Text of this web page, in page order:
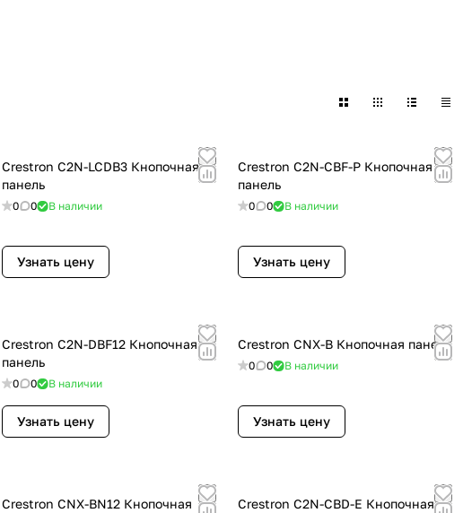
Crestron C2N-LCDB3 Кнопочная
панель
0 0 В наличии
Узнать цену
Crestron C2N-CBF-P Кнопочная
панель
0 0 В наличии
Узнать цену
Crestron C2N-DBF12 Кнопочная
панель
0 0 В наличии
Узнать цену
Crestron CNX-B Кнопочная панель
0 0 В наличии
Узнать цену
Crestron CNX-BN12 Кнопочная
Crestron C2N-CBD-E Кнопочная